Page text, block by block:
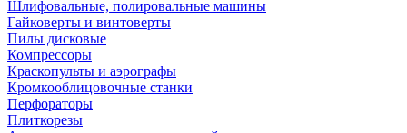
Шлифовальные, полировальные машины
Гайковерты и винтоверты
Пилы дисковые
Компрессоры
Краскопульты и аэрографы
Кромкооблицовочные станки
Перфораторы
Плиткорезы